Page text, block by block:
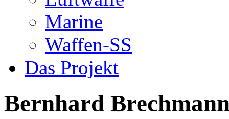
Marine
Waffen-SS
Das Projekt
Bernhard